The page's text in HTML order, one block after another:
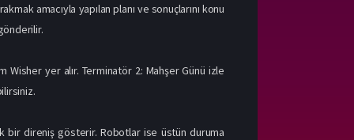
amacıyla yapılan planı ve sonuçlarını konu
yer alır. Terminatör 2: Mahşer Günü izle
bir direniş gösterir. Robotlar ise üstün duruma